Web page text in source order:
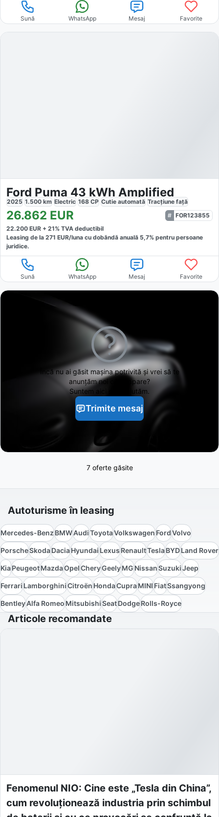
Sună WhatsApp Mesaj Favorite
Ford Puma 43 kWh Amplified
2025 1.500 km Electric 168 CP Cutie automată Tracțiune față
26.862 EUR
FOR123855
22.200 EUR + 21% TVA deductibil
Leasing de la 271 EUR/luna cu dobăndă anuală 5,7% pentru persoane
juridice.
Sună WhatsApp Mesaj Favorite
Încă nu ai găsitmașina potrivită și vrei să te
anunțăm noi când apare?
Suntem aici să te ajutăm.
Trimite mesaj
7 oferte găsite
Autoturisme în leasing
Mercedes-BenzBMWAudiToyotaVolkswagenFordVolvo
PorscheSkodaDaciaHyundaiLexusRenaultTeslaBYDLand Rover
KiaPeugeotMazdaOpelCheryGeelyMGNissanSuzukiJeep
FerrariLamborghiniCitroënHondaCupraMINIFiatSsangyong
BentleyAlfa RomeoMitsubishiSeatDodgeRolls-Royce
Articole recomandate
Fenomenul NIO: Cine este „Tesla din China”,
cum revoluționează industria prin schimbul